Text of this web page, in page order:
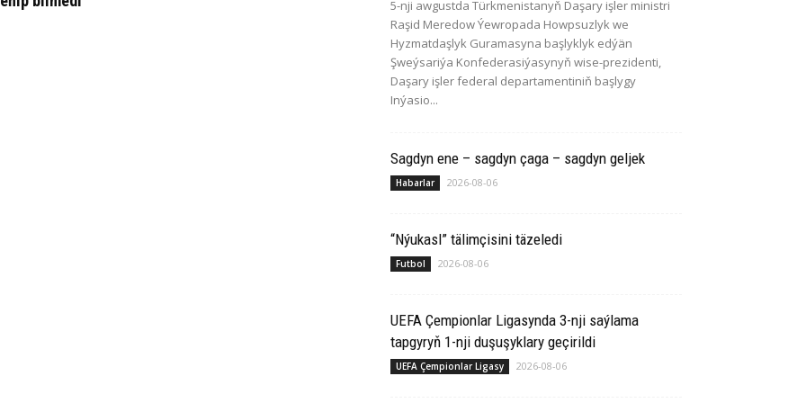
5-nji awgustda Türkmenistanyň Daşary işler ministri
Raşid Meredow Ýewropada Howpsuzlyk we
Hyzmatdaşlyk Guramasyna başlyklyk edýän
Şweýsariýa Konfederasiýasynyň wise-prezidenti,
Daşary işler federal departamentiniň başlygy
Inýasio...
Sagdyn ene – sagdyn çaga – sagdyn geljek
Habarlar 2026-08-06
“Nýukasl” tälimçisini täzeledi
Futbol 2026-08-06
UEFA Çempionlar Ligasynda 3-nji saýlama
tapgyryň 1-nji duşuşyklary geçirildi
UEFA Çempionlar Ligasy 2026-08-06